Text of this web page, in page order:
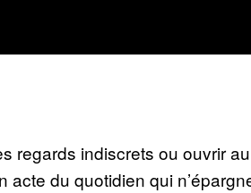
regards indiscrets ou ouvrir
du quotidien qui